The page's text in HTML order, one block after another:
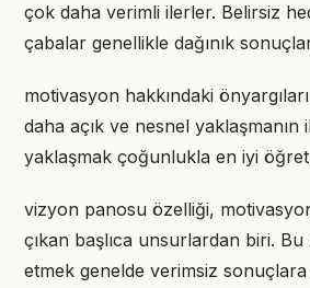
çok daha verimli ilerler. Belirsiz
çabalar genellikle dağınık
motivasyon hakkındaki
daha açık ve nesnel yaklaşmanın
yaklaşmak çoğunlukla en iyi
vizyon panosu özelliği,
çıkan başlıca unsurlardan biri.
etmek genelde verimsiz